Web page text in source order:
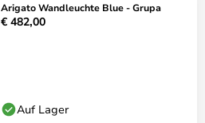
Arigato Wandleuchte Blue - Grupa
€ 482,00
Auf Lager